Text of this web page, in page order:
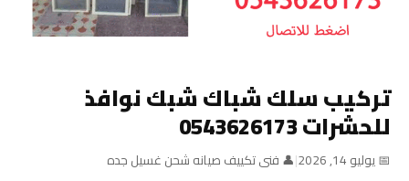
تركيب سلك شباك شبك نوافذ
للحشرات 0543626173
📅 يوليو 14, 2026 |👤 فنى تكييف صيانه شحن غسيل جده